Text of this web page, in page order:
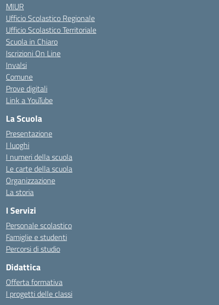
MIUR
Ufficio Scolastico Regionale
Ufficio Scolastico Territoriale
Scuola in Chiaro
Iscrizioni On Line
Invalsi
Comune
Prove digitali
Link a YouTube
La Scuola
Presentazione
I luoghi
I numeri della scuola
Le carte della scuola
Organizzazione
La storia
I Servizi
Personale scolastico
Famiglie e studenti
Percorsi di studio
Didattica
Offerta formativa
I progetti delle classi